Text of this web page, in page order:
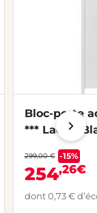
Bloc-porte
*** Laqué
299,00 € -15%
254,26€
dont 0,73 €